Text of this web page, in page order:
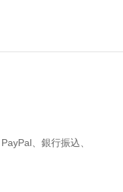
、銀行振込、